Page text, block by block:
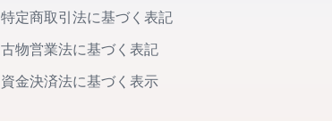
特定商取引法に基づく表記
古物営業法に基づく表記
資金決済法に基づく表示